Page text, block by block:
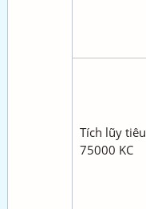
Tích lũy tiêu
75000 KC